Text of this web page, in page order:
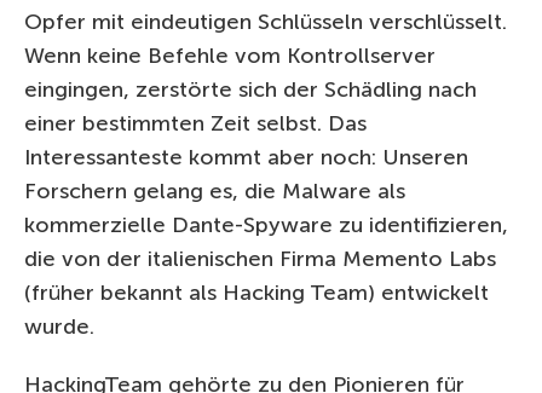
Opfer mit eindeutigen Schlüsseln verschlüsselt.
Wenn keine Befehle vom Kontrollserver
eingingen, zerstörte sich der Schädling nach
einer bestimmten Zeit selbst. Das
Interessanteste kommt aber noch: Unseren
Forschern gelang es, die Malware als
kommerzielle Dante-Spyware zu identifizieren,
die von der italienischen Firma Memento Labs
(früher bekannt als Hacking Team) entwickelt
wurde.
HackingTeam gehörte zu den Pionieren für